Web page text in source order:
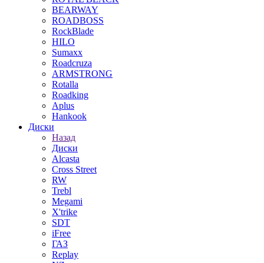
BEARWAY
ROADBOSS
RockBlade
HILO
Sumaxx
Roadcruza
ARMSTRONG
Rotalla
Roadking
Aplus
Hankook
Диски
Назад
Диски
Alcasta
Cross Street
RW
Trebl
Megami
X'trike
SDT
iFree
ГАЗ
Replay